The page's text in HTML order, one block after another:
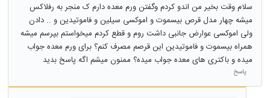
سلام وقت بخیر من اندو کردم وگفتن ورم معده دارم ک منجر به رفلاکس
میشه چهار مدل قرص بیسموت و اموکسی سیلین و فاموتیدین و .. دادن
ولی اموکسی عوارض جانبی داشت روم و قطع کردم میخواستم بپرسم میشه
همراه بیسموت و فاموتیدین این قرصم مصرف کنم؟ برای ورم معده جواب
میده و باکتری های معده جواب میده؟ ممنون میشم اگه پاسخ بدید
پاسخ